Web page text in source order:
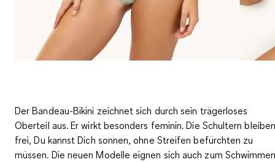
Der Bandeau-Bikini zeichnet sich durch sein trägerloses
Oberteil aus. Er wirkt besonders feminin. Die Schultern
frei, Du kannst Dich sonnen, ohne Streifen befürchten zu
müssen. Die neuen Modelle eignen sich auch zum